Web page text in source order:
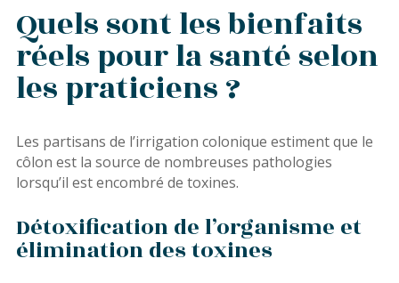
Quels sont les bienfaits
réels pour la santé selon
les praticiens ?
Les partisans de l’irrigation colonique estiment que le
côlon est la source de nombreuses pathologies
lorsqu’il est encombré de toxines.
Détoxification de l’organisme et
élimination des toxines